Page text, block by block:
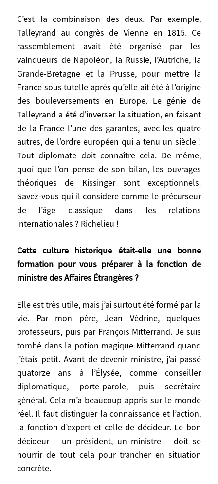
C’est la combinaison des deux. Par exemple,
Talleyrand au congrès de Vienne en 1815. Ce
rassemblement avait été organisé par les
vainqueurs de Napoléon, la Russie, l’Autriche, la
Grande-Bretagne et la Prusse, pour mettre la
France sous tutelle après qu’elle ait été à l’origine
des bouleversements en Europe. Le génie de
Talleyrand a été d’inverser la situation, en faisant
de la France l’une des garantes, avec les quatre
autres, de l’ordre européen qui a tenu un siècle !
Tout diplomate doit connaître cela. De même,
quoi que l’on pense de son bilan, les ouvrages
théoriques de Kissinger sont exceptionnels.
Savez-vous qui il considère comme le précurseur
de l’âge classique dans les relations
internationales ? Richelieu !
Cette culture historique était-elle une bonne
formation pour vous préparer à la fonction de
ministre des Affaires Étrangères ?
Elle est très utile, mais j’ai surtout été formé par la
vie. Par mon père, Jean Védrine, quelques
professeurs, puis par François Mitterrand. Je suis
tombé dans la potion magique Mitterrand quand
j’étais petit. Avant de devenir ministre, j’ai passé
quatorze ans à l’Élysée, comme conseiller
diplomatique, porte-parole, puis secrétaire
général. Cela m’a beaucoup appris sur le monde
réel. Il faut distinguer la connaissance et l’action,
la fonction d’expert et celle de décideur. Le bon
décideur – un président, un ministre – doit se
nourrir de tout cela pour trancher en situation
concrète.
Plus que les diplomates eux-mêmes, ce
sont certains évènements qui vous ont
inspiré ?
C’est la combinaison des deux. Par
exemple, Talleyrand au congrès de Vienne
en 1815. Ce rassemblement avait été
organisé par les vainqueurs de Napoléon,
la Russie, l’Autriche, la Grande-Bretagne et
la Prusse, pour mettre la France sous
tutelle après qu’elle ait été à l’origine des
bouleversements en Europe. Le génie de
Talleyrand a été d’inverser la situation, en
faisant de la France l’une des garantes,
avec les quatre autres, de l’ordre européen
qui a tenu un siècle ! Tout diplomate doit
pense de son bilan, les ouvrages
théoriques de Kissinger sont
exceptionnels. Savez-vous qui il considère
comme le précurseur de l’âge classique
dans les relations internationales ?
Cette culture historique était-elle une
bonne formation pour vous préparer à la
fonction de ministre des Affaires
Étrangères ?
Elle est très utile, mais j’ai surtout été
formé par la vie. Par mon père, Jean
Védrine, quelques professeurs, puis par
François Mitterrand. Je suis tombé dans la
potion magique Mitterrand quand j’étais
petit. Avant de devenir ministre, j’ai passé